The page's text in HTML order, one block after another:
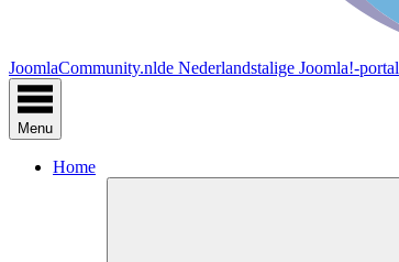
JoomlaCommunity.nlde Nederlandstalige Joomla!-portal
Menu
Home